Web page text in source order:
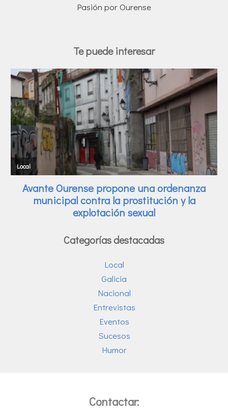
Pasión por Ourense
Te puede interesar
Categorías destacadas
Local
Galicia
Nacional
Entrevistas
Eventos
Sucesos
Humor
Contactar: